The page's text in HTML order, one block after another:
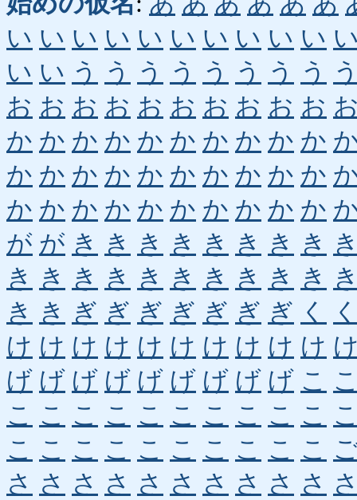
い い い い い い い い い い
い い う う う う う う う う
お お お お お お お お お お
か か か か か か か か か か
か か か か か か か か か か
か か か か か か か か か か
が が き き き き き き き き
き き き き き き き き き き
き き ぎ ぎ ぎ ぎ ぎ ぎ ぎ く
け け け け け け け け け け
げ げ げ げ げ げ げ げ げ こ
こ こ こ こ こ こ こ こ こ こ
こ こ こ こ こ こ こ こ こ こ
さ さ さ さ さ さ さ さ さ さ